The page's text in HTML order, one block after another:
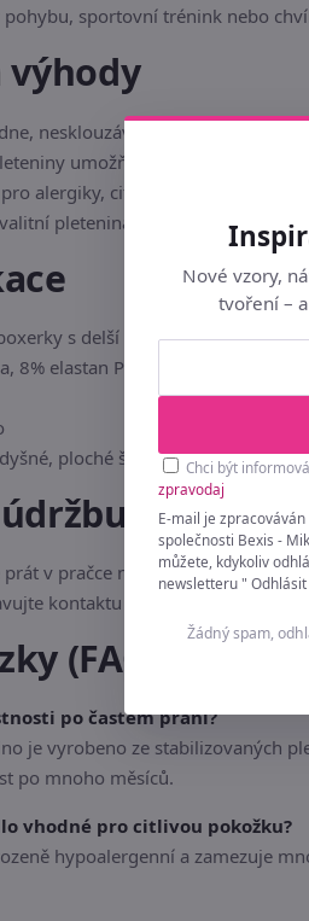
pohybu, sportovní trénink nebo
výhody
nesklouzává a perfektně sedí při
umožňuje přirozenou
alergiky, citlivou pokožku i pro
pletenina si zachovává
s delší nohavičkou delší
8% elastan Pánské boxerky s
ploché švy / bezešvé
prádla
v pračce na jemný cyklus při
kontaktu s ostrými předměty,
(FAQ)
po častém praní?
je vyrobeno ze stabilizovaných
po mnoho měsíců.
vhodné pro citlivou pokožku?
hypoalergenní a zamezuje
Nové vzory,
tvoření –
Chci být
zpravodaj
E-mail je
společnosti Bexis -
můžete, kdykoliv
newsletteru " Odhlásit
Žádný spam,